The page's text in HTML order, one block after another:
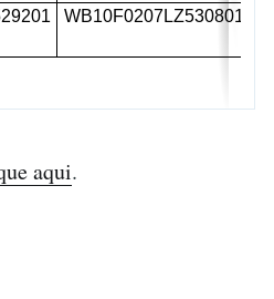
WB10F0207LZ530801
aqui.